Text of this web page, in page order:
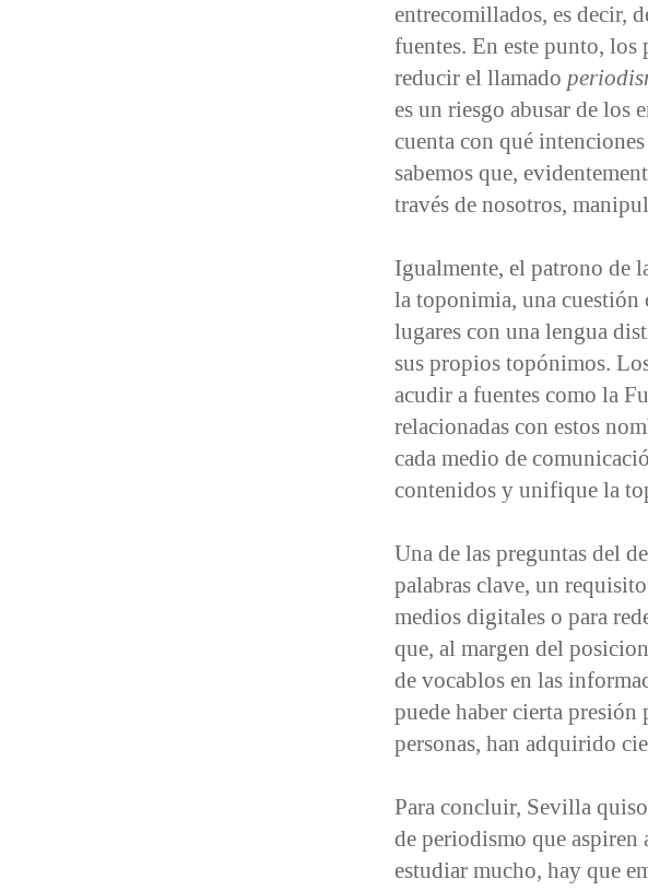
entrecomillados, es decir,
fuentes. En este punto,
reducir el llamado
es un riesgo abusar de los
cuenta con qué
sabemos que,
través de nosotros,
Igualmente, el patrono de
la toponimia, una cuestión
lugares con una lengua
sus propios topónimos.
acudir a fuentes como la
relacionadas con estos
cada medio de
contenidos y unifique la
Una de las preguntas del
palabras clave, un
medios digitales o para
que, al margen del
de vocablos en las
puede haber cierta
personas, han adquirido
Para concluir, Sevilla
de periodismo que
estudiar mucho, hay que